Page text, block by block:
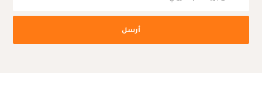
أرسل